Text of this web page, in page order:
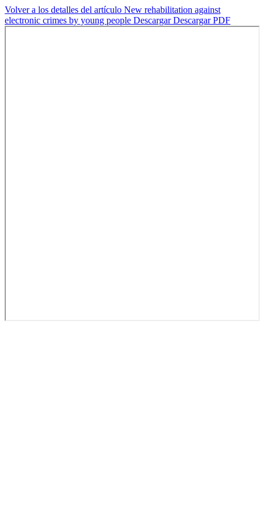
Volver a los detalles del artículo New rehabilitation against
electronic crimes by young people DescargarDescargar PDF